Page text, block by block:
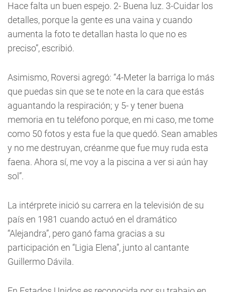
Hace falta un buen espejo. 2- Buena luz. 3-Cuidar los
detalles, porque la gente es una vaina y cuando
aumenta la foto te detallan hasta lo que no es
preciso”, escribió.
Asimismo, Roversi agregó: “4-Meter la barriga lo más
que puedas sin que se te note en la cara que estás
aguantando la respiración; y 5- y tener buena
memoria en tu teléfono porque, en mi caso, me tome
como 50 fotos y esta fue la que quedó. Sean amables
y no me destruyan, créanme que fue muy ruda esta
faena. Ahora sí, me voy a la piscina a ver si aún hay
sol”.
La intérprete inició su carrera en la televisión de su
país en 1981 cuando actuó en el dramático
“Alejandra”, pero ganó fama gracias a su
participación en “Ligia Elena”, junto al cantante
Guillermo Dávila.